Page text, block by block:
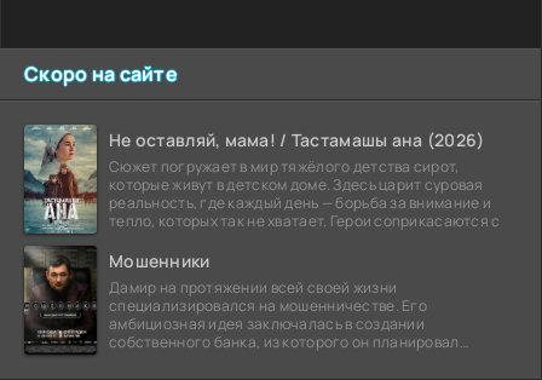
Скоро на сайте
Не оставляй, мама! / Тастамашы ана (2026)
Сюжет погружает в мир тяжёлого детства сирот,
которые живут в детском доме. Здесь царит суровая
реальность, где каждый день — борьба за внимание и
тепло, которых так не хватает. Герои соприкасаются с
Мошенники
Дамир на протяжении всей своей жизни
специализировался на мошенничестве. Его
амбициозная идея заключалась в создании
собственного банка, из которого он планировал